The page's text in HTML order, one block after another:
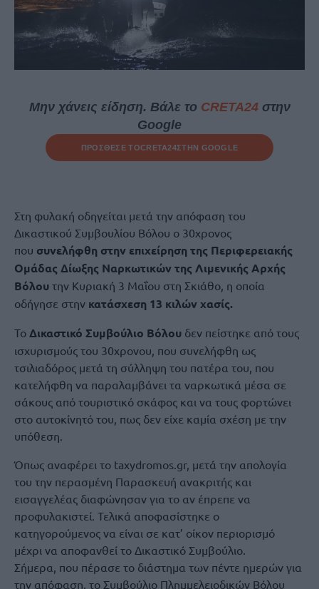
Μην χάνεις είδηση. Βάλε το CRETA24στην
Google
ΠΡΟΣΘΕΣΕ ΤΟCRETA24ΣΤΗΝ GOOGLE
Στη φυλακή οδηγείται μετά την απόφαση του
Δικαστικού Συμβουλίου Βόλου ο 30χρονος
που συνελήφθη στην επιχείρηση της Περιφερειακής
Ομάδας Δίωξης Ναρκωτικών της Λιμενικής Αρχής
Βόλου την Κυριακή 3 Μαΐου στη Σκιάθο, η οποία
οδήγησε στην κατάσχεση 13 κιλών χασίς.
Το Δικαστικό Συμβούλιο Βόλου δεν πείστηκε από τους
ισχυρισμούς του 30χρονου, που συνελήφθη ως
τσιλιαδόρος μετά τη σύλληψη του πατέρα του, που
κατελήφθη να παραλαμβάνει τα ναρκωτικά μέσα σε
σάκους από τουριστικό σκάφος και να τους φορτώνει
στο αυτοκίνητό του, πως δεν είχε καμία σχέση με την
υπόθεση.
Όπως αναφέρει το taxydromos.gr, μετά την απολογία
του την περασμένη Παρασκευή ανακριτής και
εισαγγελέας διαφώνησαν για το αν έπρεπε να
προφυλακιστεί. Τελικά αποφασίστηκε ο
κατηγορούμενος να είναι σε κατ’ οίκον περιορισμό
μέχρι να αποφανθεί το Δικαστικό Συμβούλιο.
Σήμερα, που πέρασε το διάστημα των πέντε ημερών για
την απόφαση, το Συμβούλιο Πλημμελειοδικών Βόλου